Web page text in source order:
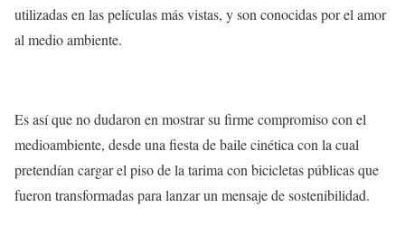
utilizadas en las películas más vistas, y son conocidas por el amor
al medio ambiente.
Es así que no dudaron en mostrar su firme compromiso con el
medioambiente, desde una fiesta de baile cinética con la cual
pretendían cargar el piso de la tarima con bicicletas públicas que
fueron transformadas para lanzar un mensaje de sostenibilidad.